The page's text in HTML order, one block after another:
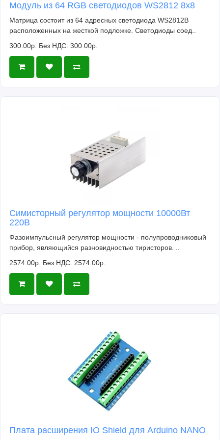
Модуль из 64 RGB светодиодов WS2812 8x8
Матрица состоит из 64 адресных светодиода WS2812B
расположенных на жесткой подложке. Светодиоды соед..
300.00р. Без НДС: 300.00р.
Симисторный регулятор мощности 10000Вт
220В
Фазоимпульсный регулятор мощности - полупроводниковый
прибор, являющийся разновидностью тиристоров. ..
2574.00р. Без НДС: 2574.00р.
Плата расширения IO Shield для Arduino NANO